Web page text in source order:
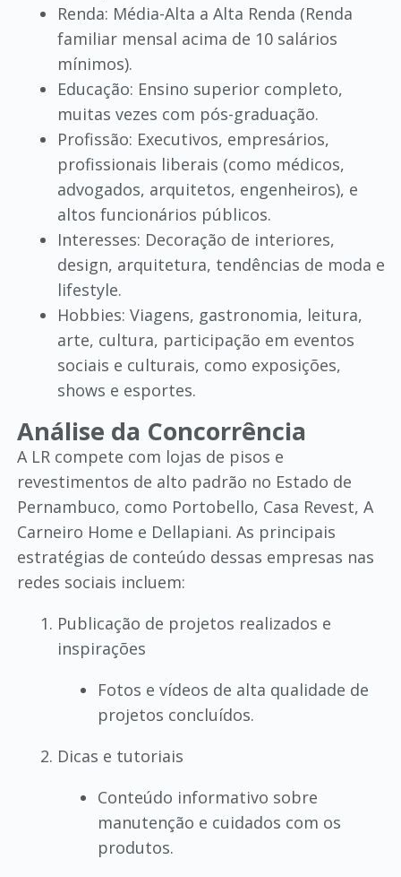
Renda: Média-Alta a Alta Renda (Renda
familiar mensal acima de 10 salários
mínimos).
Educação: Ensino superior completo,
muitas vezes com pós-graduação.
Profissão: Executivos, empresários,
profissionais liberais (como médicos,
advogados, arquitetos, engenheiros), e
altos funcionários públicos.
Interesses: Decoração de interiores,
design, arquitetura, tendências de moda e
lifestyle.
Hobbies: Viagens, gastronomia, leitura,
arte, cultura, participação em eventos
sociais e culturais, como exposições,
shows e esportes.
Análise da Concorrência
A LR compete com lojas de pisos e
revestimentos de alto padrão no Estado de
Pernambuco, como Portobello, Casa Revest, A
Carneiro Home e Dellapiani. As principais
estratégias de conteúdo dessas empresas nas
redes sociais incluem:
Publicação de projetos realizados e
inspirações
Fotos e vídeos de alta qualidade de
projetos concluídos.
Dicas e tutoriais
Conteúdo informativo sobre
manutenção e cuidados com os
produtos.